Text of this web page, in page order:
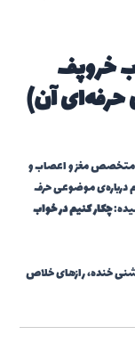
خروپف
آن)
مغز و اعصاب و
درباره‌ی موضوعی حرف
چکار کنیم در خواب
خنده، رازهای خلاص